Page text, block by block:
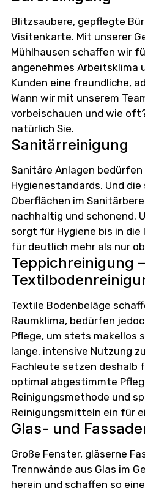
Blitzsaubere, gepflegte
Visitenkarte. Mit unserer
Mühlhausen schaffen wir
angenehmes Arbeitsklima
Kunden eine freundliche,
Wann wir mit unserem
vorbeischauen und wie
natürlich Sie.
Sanitärreinigung
Sanitäre Anlagen
Hygienestandards. Und
Oberflächen im
nachhaltig und schonend.
sorgt für Hygiene bis in
für deutlich mehr als nur
Teppichreinigung –
Textile Bodenbeläge
Raumklima, bedürfen
Pflege, um stets makellos
lange, intensive Nutzung
Fachleute setzen deshalb
optimal abgestimmte
Reinigungsmethode und
Reinigungsmitteln ein für
Glas- und
Große Fenster, gläserne
Trennwände aus Glas im
herein und schaffen so